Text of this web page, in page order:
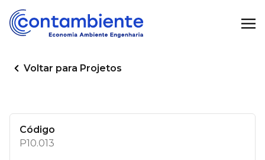
Voltar para Projetos
Código
P10.013